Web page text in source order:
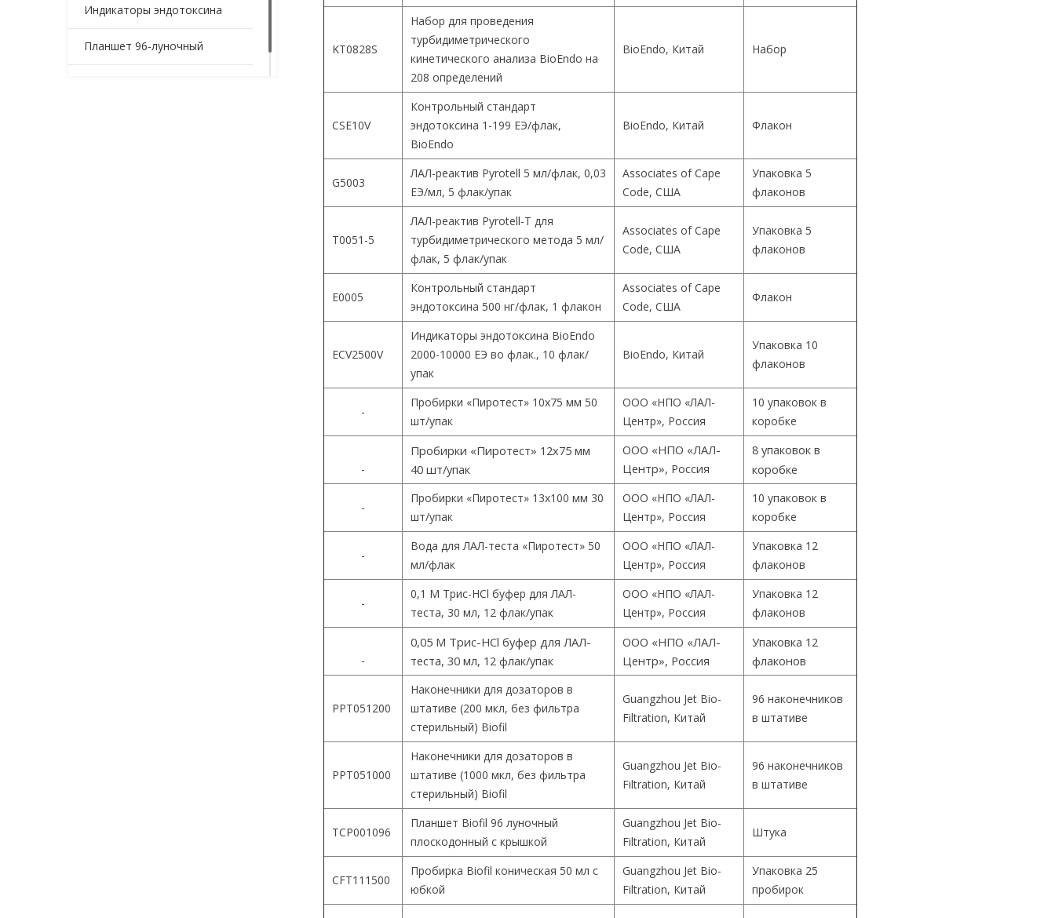
Индикаторы эндотоксина
Планшет 96-луночный KT0828S
Набор для проведения
турбидиметрического
кинетического анализа BioEndo на
208 определений
BioEndo, Китай Набор
CSE10V
Контрольный стандарт
эндотоксина 1-199 ЕЭ/флак,
BioEndo
BioEndo, Китай Флакон
G5003
ЛАЛ-реактив Pyrotell 5 мл/флак, 0,03
ЕЭ/мл, 5 флак/упак
Associates of Cape
Code, США
Упаковка 5
флаконов
T0051-5
ЛАЛ-реактив Pyrotell-T для
турбидиметрического метода 5 мл/
флак, 5 флак/упак
Associates of Cape
Code, США
Упаковка 5
флаконов
E0005
Контрольный стандарт
эндотоксина 500 нг/флак, 1 флакон
Associates of Cape
Code, США
Флакон
ECV2500V
Индикаторы эндотоксина BioEndo
2000-10000 ЕЭ во флак., 10 флак/
упак
BioEndo, Китай
Упаковка 10
флаконов
-
Пробирки «Пиротест» 10х75 мм 50
шт/упак
ООО «НПО «ЛАЛ-
Центр», Россия
10 упаковок в
коробке
-
Пробирки «Пиротест» 12х75 мм
40 шт/упак
ООО «НПО «ЛАЛ-
Центр», Россия
8 упаковок в
коробке
-
Пробирки «Пиротест» 13х100 мм 30
шт/упак
ООО «НПО «ЛАЛ-
Центр», Россия
10 упаковок в
коробке
-
Вода для ЛАЛ-теста «Пиротест» 50
мл/флак
ООО «НПО «ЛАЛ-
Центр», Россия
Упаковка 12
флаконов
-
0,1 М Трис-HCl буфер для ЛАЛ-
теста, 30 мл, 12 флак/упак
ООО «НПО «ЛАЛ-
Центр», Россия
Упаковка 12
флаконов
-
0,05 М Трис-HCl буфер для ЛАЛ-
теста, 30 мл, 12 флак/упак
ООО «НПО «ЛАЛ-
Центр», Россия
Упаковка 12
флаконов
PPT051200
Наконечники для дозаторов в
штативе (200 мкл, без фильтра
стерильный) Biofil
Guangzhou Jet Bio-
Filtration, Китай
96 наконечников
в штативе
PPT051000
Наконечники для дозаторов в
штативе (1000 мкл, без фильтра
стерильный) Biofil
Guangzhou Jet Bio-
Filtration, Китай
96 наконечников
в штативе
TCP001096
Планшет Biofil 96 луночный
плоскодонный с крышкой
Guangzhou Jet Bio-
Filtration, Китай
Штука
CFT111500
Пробирка Biofil коническая 50 мл с
юбкой
Guangzhou Jet Bio-
Filtration, Китай
Упаковка 25
пробирок